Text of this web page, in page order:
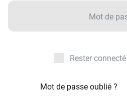
Rester
Mot de passe oublié ?